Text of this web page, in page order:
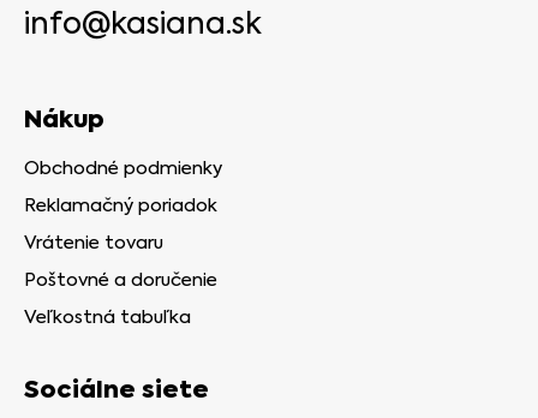
info@kasiana.sk
Nákup
Obchodné podmienky
Reklamačný poriadok
Vrátenie tovaru
Poštovné a doručenie
Veľkostná tabuľka
Sociálne siete